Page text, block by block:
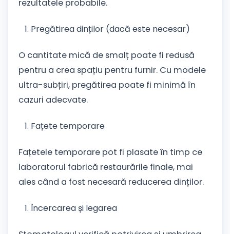
rezultatele probabile.
Pregătirea dinților (dacă este necesar)
O cantitate mică de smalț poate fi redusă
pentru a crea spațiu pentru furnir. Cu modele
ultra-subțiri, pregătirea poate fi minimă în
cazuri adecvate.
Fațete temporare
Fațetele temporare pot fi plasate în timp ce
laboratorul fabrică restaurările finale, mai
ales când a fost necesară reducerea dinților.
Încercarea și legarea